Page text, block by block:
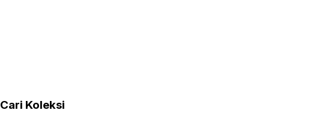
Cari Koleksi